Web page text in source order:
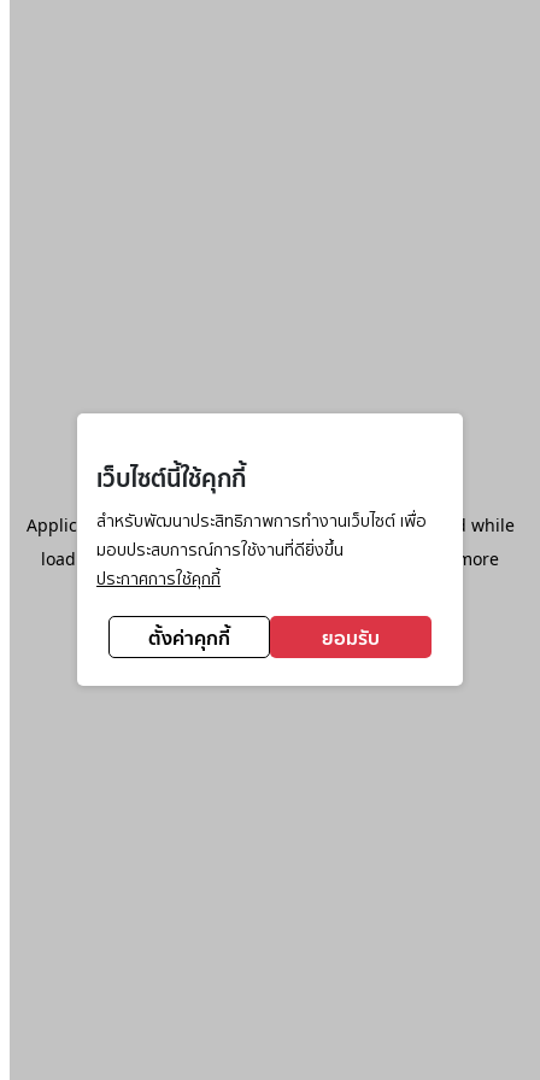
เว็บไซต์นี้ใช้คุกกี้
สำหรับพัฒนาประสิทธิภาพการทำงานเว็บไซต์ เพื่อ
มอบประสบการณ์การใช้งานที่ดียิ่งขึ้น
ประกาศการใช้คุกกี้
ตั้งค่าคุกกี้ ยอมรับ
Application error: aclient-side exception has occurred while
loadingwww.ktc.co.th(see the browser console
for more
information).